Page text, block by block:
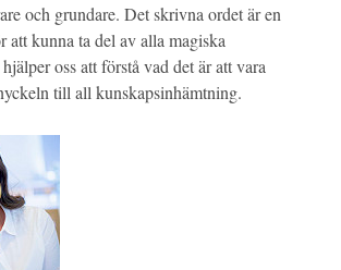
och grundare. Det skrivna ordet är en
att kunna ta del av alla magiska
oss att förstå vad det är att vara
till all kunskapsinhämtning.